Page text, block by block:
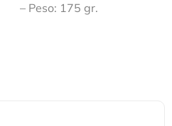
– Peso: 175 gr.